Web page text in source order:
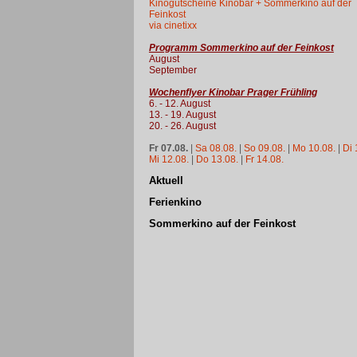
Kinogutscheine Kinobar + Sommerkino auf der
Feinkost
via cinetixx
Programm Sommerkino auf der Feinkost
August
September
Wochenflyer Kinobar Prager Frühling
6. - 12. August
13. - 19. August
20. - 26. August
Fr 07.08.| Sa 08.08. | So 09.08. | Mo 10.08. | Di
Mi 12.08. | Do 13.08. | Fr 14.08.
Aktuell
Ferienkino
Sommerkino auf der Feinkost